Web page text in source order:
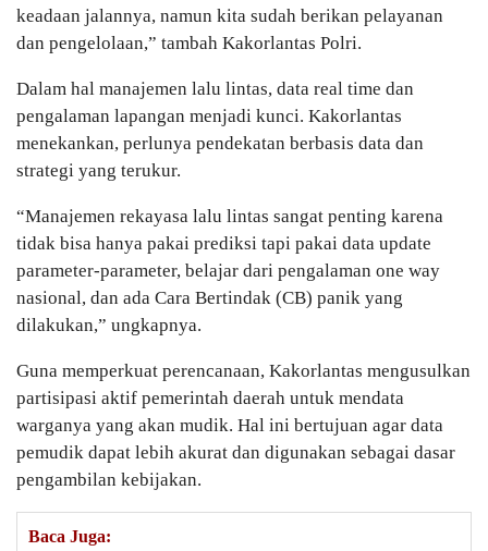
keadaan jalannya, namun kita sudah berikan pelayanan
dan pengelolaan,” tambah Kakorlantas Polri.
Dalam hal manajemen lalu lintas, data real time dan
pengalaman lapangan menjadi kunci. Kakorlantas
menekankan, perlunya pendekatan berbasis data dan
strategi yang terukur.
“Manajemen rekayasa lalu lintas sangat penting karena
tidak bisa hanya pakai prediksi tapi pakai data update
parameter-parameter, belajar dari pengalaman one way
nasional, dan ada Cara Bertindak (CB) panik yang
dilakukan,” ungkapnya.
Guna memperkuat perencanaan, Kakorlantas mengusulkan
partisipasi aktif pemerintah daerah untuk mendata
warganya yang akan mudik. Hal ini bertujuan agar data
pemudik dapat lebih akurat dan digunakan sebagai dasar
pengambilan kebijakan.
Baca Juga: